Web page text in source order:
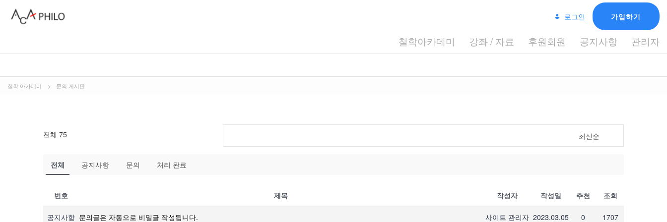
로그인 가입하기
철학아카데미 강좌 / 자료 후원회원 공지사항 관리자
철학 아카데미 > 문의 게시판
전체 75 최신순
전체 공지사항 문의 처리 완료
번호 제목 작성자 작성일 추천 조회
공지사항 문의글은 자동으로 비밀글 작성됩니다. 사이트 관리자 2023.03.05 0 1707